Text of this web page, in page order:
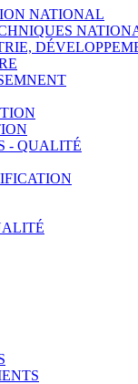
NATIONAL
- QUALITÉ